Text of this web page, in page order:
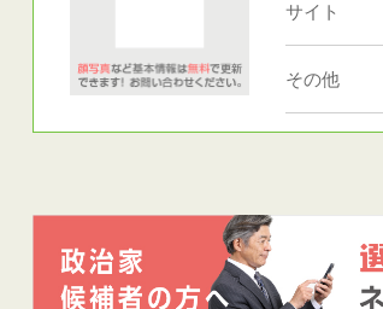
サイト
その他